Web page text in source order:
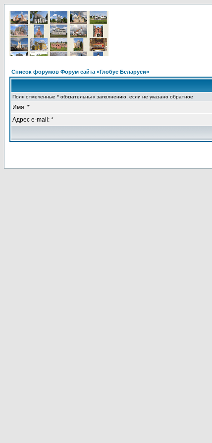
Список форумов Форум сайта «Глобус Беларуси»
Поля отмеченные * обязательны к заполнению, если не указано обратное
Имя: *
Адрес e-mail: *